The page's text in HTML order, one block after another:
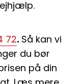
72. Så kan vi
du bør
på din